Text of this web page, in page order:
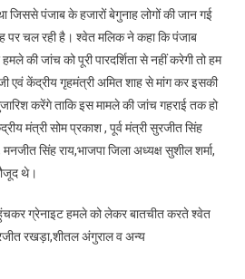
पंजाब के हजारों बेगुनाह लोगों की जान गई
पर चल रही है। श्वेत मलिक ने कहा कि पंजाब
की जांच को पूरी पारदर्शिता से नहीं करेगी तो हम
एवं केंद्रीय गृहमंत्री अमित शाह से मांग कर इसकी
करेंगे ताकि इस मामले की जांच गहराई तक हो
मंत्री सोम प्रकाश , पूर्व मंत्री सुरजीत सिंह
सिंह राय,भाजपा जिला अध्यक्ष सुशील शर्मा,
थे।
ग्रेनाइट हमले को लेकर बातचीत करते श्वेत
रखड़ा,शीतल अंगुराल व अन्य